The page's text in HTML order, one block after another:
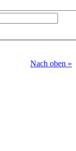
Nach oben »